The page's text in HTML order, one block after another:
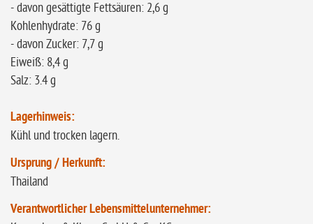
- davon gesättigte Fettsäuren: 2,6 g
Kohlenhydrate: 76 g
- davon Zucker: 7,7 g
Eiweiß: 8,4 g
Salz: 3.4 g
Lagerhinweis:
Kühl und trocken lagern.
Ursprung / Herkunft:
Thailand
Verantwortlicher Lebensmittelunternehmer: